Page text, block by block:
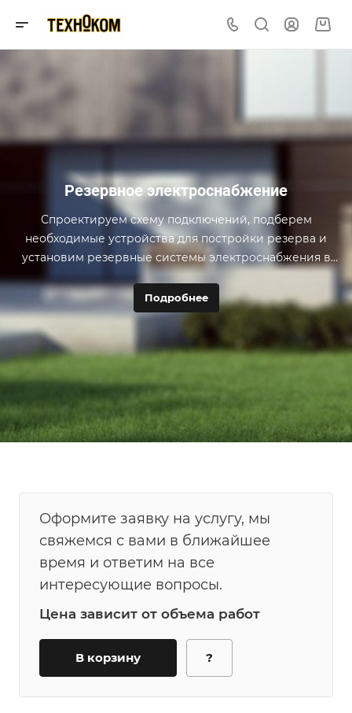
Резервное электроснабжение
Спроектируем схему подключений, подберем
необходимые устройства для постройки резерва и
установим резервные системы электроснабжения в
частных домах.
Подробнее
Оформите заявку на услугу, мы
свяжемся с вами в ближайшее
время и ответим на все
интересующие вопросы.
Цена зависит от объема работ
В корзину ?